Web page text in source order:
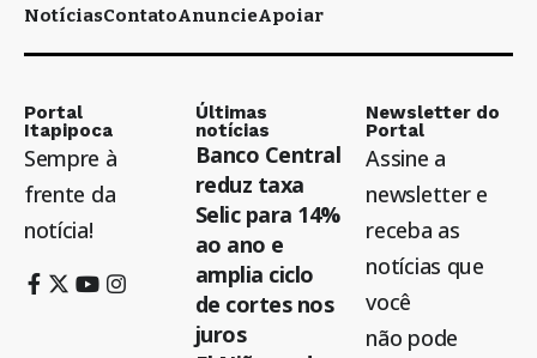
NotíciasContatoAnuncieApoiar
Portal
Itapipoca
Sempre à
frente da
notícia!
Últimas
notícias
Banco Central
reduz taxa
Selic para 14%
ao ano e
amplia ciclo
de cortes nos
juros
Newsletter do
Portal
Assine a
newsletter e
receba as
notícias que
você
não pode